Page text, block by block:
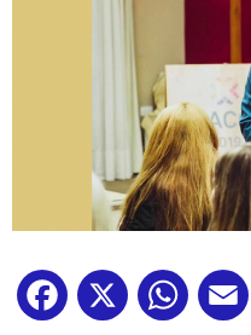
Facebook
X